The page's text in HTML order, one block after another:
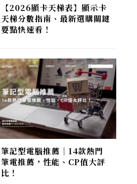
【2026顯卡天梯表】顯示卡
天梯分數指南、最新選購關鍵
要點快速看！
筆記型電腦推薦｜14款熱門
筆電推薦，性能、CP值大評
比！